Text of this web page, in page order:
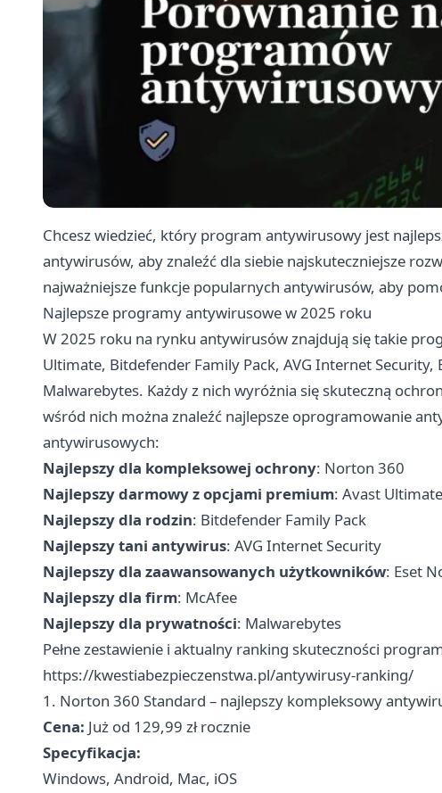
Chcesz wiedzieć, który program antywirusowy jest
antywirusów, aby znaleźć dla siebie najskuteczniejsze
najważniejsze funkcje popularnych antywirusów, aby
Najlepsze programy antywirusowe w 2025 roku
W 2025 roku na rynku antywirusów znajdują się takie
Ultimate, Bitdefender Family Pack, AVG Internet
Malwarebytes. Każdy z nich wyróżnia się skuteczną
wśród nich można znaleźć najlepsze oprogramowanie
antywirusowych:
Najlepszy dla kompleksowej ochrony: Norton 360
Najlepszy darmowy z opcjami premium: Avast Ultimate
Najlepszy dla rodzin: Bitdefender Family Pack
Najlepszy tani antywirus: AVG Internet Security
Najlepszy dla zaawansowanych użytkowników: Eset
Najlepszy dla firm: McAfee
Najlepszy dla prywatności: Malwarebytes
Pełne zestawienie i aktualny ranking skuteczności
https://kwestiabezpieczenstwa.pl/antywirusy-ranking/
1. Norton 360 Standard – najlepszy kompleksowy
Cena: Już od 129,99 zł rocznie
Specyfikacja:
Windows, Android, Mac, iOS